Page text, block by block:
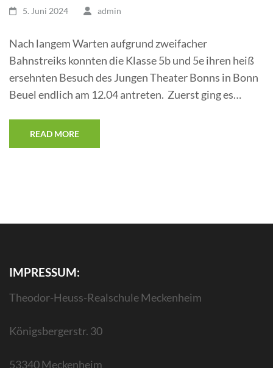
5. Juni 2024 admin
Nach langem Warten aufgrund zweifacher
Bahnstreiks konnten die Klasse 5b und 5e ihren heiß
ersehnten Besuch des Jungen Theater Bonns in Bonn
Beuel endlich am 12.04 antreten. Zuerst ging es…
READ MORE
IMPRESSUM:
Theodor-Heuss-Realschule Meckenheim
Königsbergerstr. 30
53340 Meckenheim